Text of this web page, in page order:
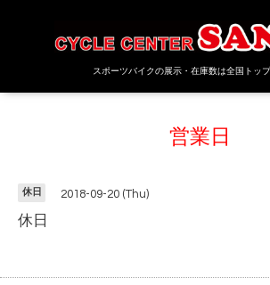
スポーツバイクの展示・在庫数は全国トップ
営業日
休日 2018-09-20 (Thu)
休日